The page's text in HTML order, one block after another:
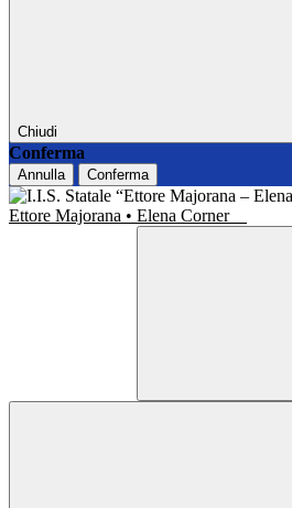
Chiudi
Conferma
Annulla Conferma
Ettore Majorana • Elena Corner